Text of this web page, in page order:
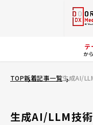
テ
か
TOP新着記事一覧
生成AI/LLM技